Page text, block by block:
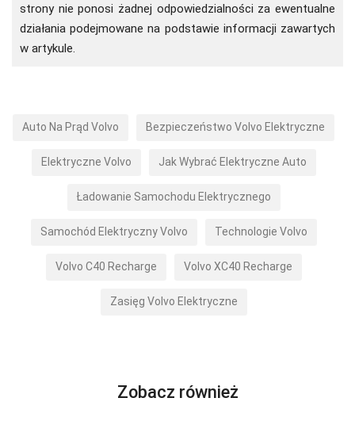
strony nie ponosi żadnej odpowiedzialności za ewentualne
działania podejmowane na podstawie informacji zawartych
w artykule.
Auto Na Prąd Volvo Bezpieczeństwo Volvo Elektryczne
Elektryczne Volvo Jak Wybrać Elektryczne Auto
Ładowanie Samochodu Elektrycznego
Samochód Elektryczny Volvo Technologie Volvo
Volvo C40 Recharge Volvo XC40 Recharge
Zasięg Volvo Elektryczne
Zobacz również